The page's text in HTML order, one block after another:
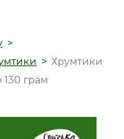
Хрумтики
грам